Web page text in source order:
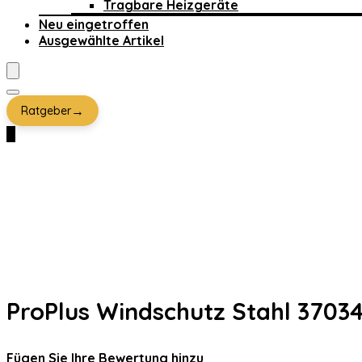
Tragbare Heizgeräte
Neu eingetroffen
Ausgewählte Artikel
Ratgeber→
ProPlus Windschutz Stahl
Fügen Sie Ihre Bewertung hinzu